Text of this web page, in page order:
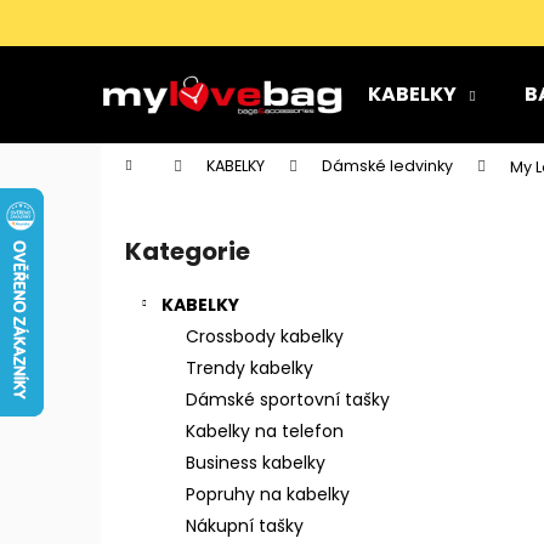
KABELKY
Domů KABELKY Dámské ledvinky My
Přeskočit
kategorie
Kategorie
KABELKY
Crossbody kabelky
Trendy kabelky
Dámské sportovní tašky
Kabelky na telefon
Business kabelky
Popruhy na kabelky
Nákupní tašky
o
k